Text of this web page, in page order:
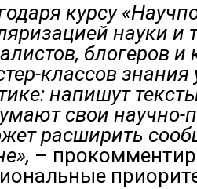
курсу
науки и
блогеров
классов
напишут
свои научно-
расширить
–